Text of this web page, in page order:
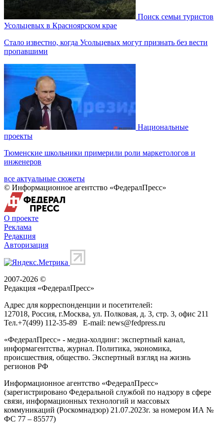
Поиск семьи туристов
Усольцевых в Красноярском крае
Стало известно, когда Усольцевых могут признать без вести
пропавшими
Национальные
проекты
Тюменские школьники примерили роли маркетологов и
инженеров
все актуальные сюжеты
© Информационное агентство «ФедералПресс»
О проекте
Реклама
Редакция
Авторизация
2007-2026 ©
Редакция «ФедералПресс»
Адрес для корреспонденции и посетителей:
127018, Россия, г.Москва, ул. Полковая, д. 3, стр. 3, офис 211
Тел.+7(499) 112-35-89 E-mail: news@fedpress.ru
«ФедералПресс» - медиа-холдинг: экспертный канал,
информагентства, журнал. Политика, экономика,
происшествия, общество. Экспертный взгляд на жизнь
регионов РФ
Информационное агентство «ФедералПресс»
(зарегистрировано Федеральной службой по надзору в сфере
связи, информационных технологий и массовых
коммуникаций (Роскомнадзор) 21.07.2023г. за номером ИА №
ФС 77 – 85577)